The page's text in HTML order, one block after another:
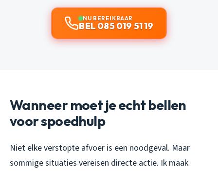
NU BEREIKBAAR
BEL 085 019 51 19
Wanneer moet je echt bellen
voor spoedhulp
Niet elke verstopte afvoer is een noodgeval. Maar
sommige situaties vereisen directe actie. Ik maak